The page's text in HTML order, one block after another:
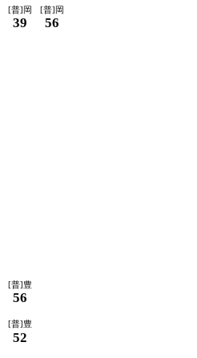
[普]岡
39
[普]岡
56
[普]豊
56
[普]豊
52